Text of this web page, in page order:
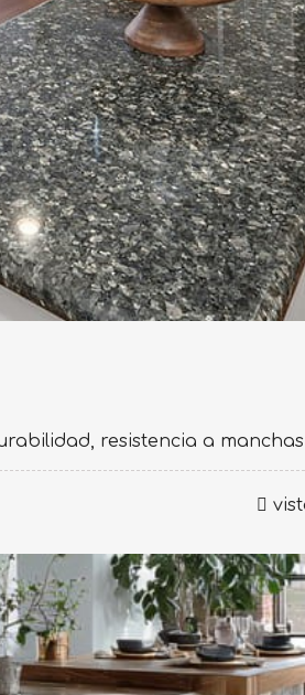
resistencia a